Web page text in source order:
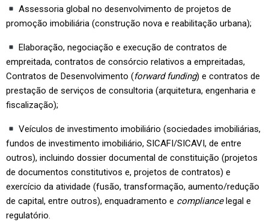
Assessoria global no desenvolvimento de projetos de
promoção imobiliária (construção nova e reabilitação urbana);
Elaboração, negociação e execução de contratos de
empreitada, contratos de consórcio relativos a empreitadas,
Contratos de Desenvolvimento (forward funding) e contratos de
prestação de serviços de consultoria (arquitetura, engenharia e
fiscalização);
Veículos de investimento imobiliário (sociedades imobiliárias,
fundos de investimento imobiliário, SICAFI/SICAVI, de entre
outros), incluindo dossier documental de constituição (projetos
de documentos constitutivos e, projetos de contratos) e
exercício da atividade (fusão, transformação, aumento/redução
de capital, entre outros), enquadramento e compliancelegal e
regulatório.